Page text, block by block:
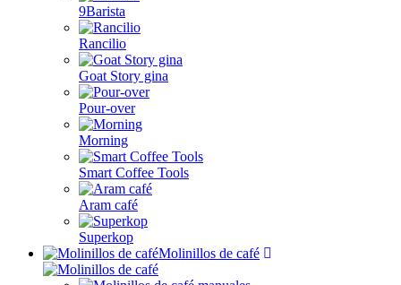
9Barista
Rancilio
Goat Story gina
Pour-over
Morning
Smart Coffee Tools
Aram café
Superkop
Molinillos de café